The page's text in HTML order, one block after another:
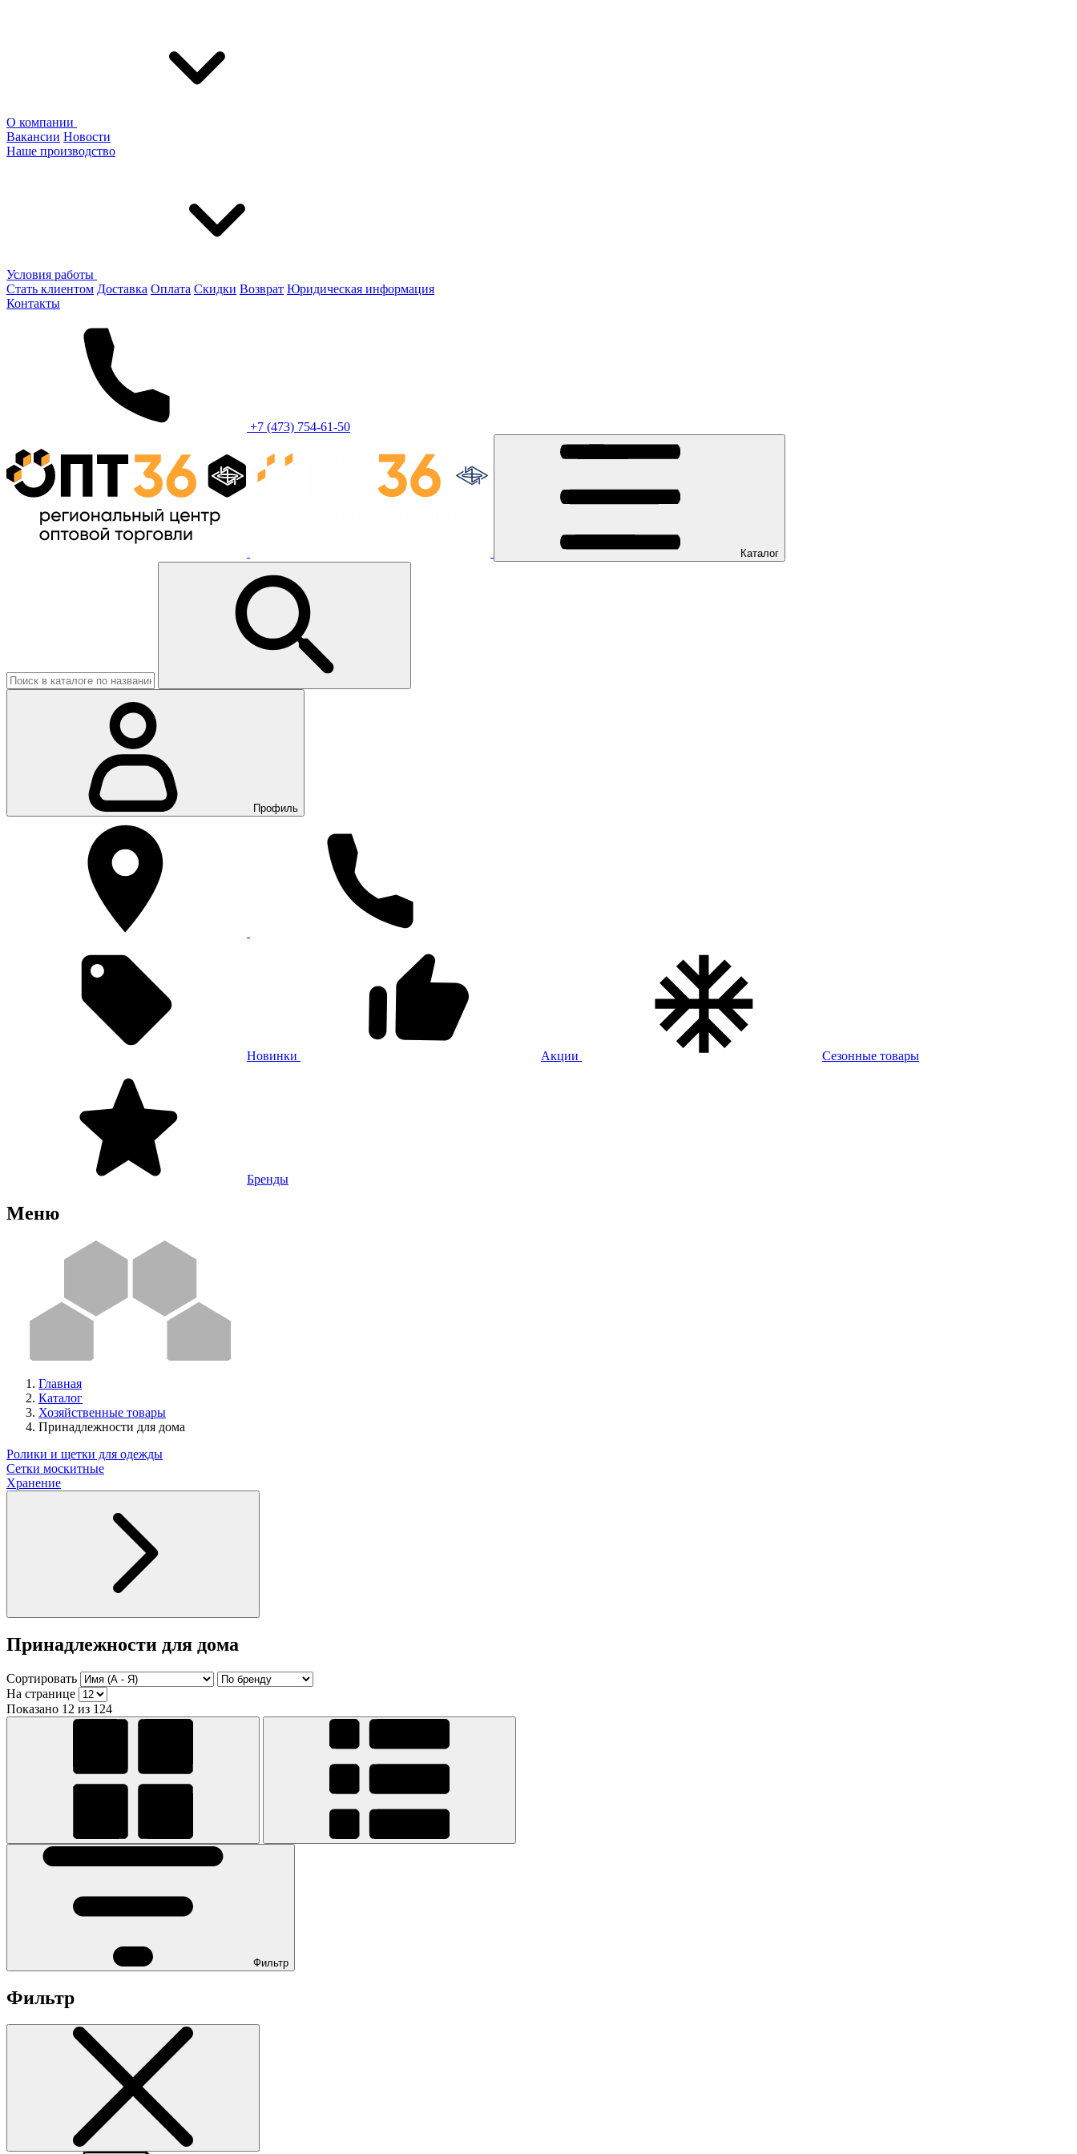
О компании
Вакансии Новости
Наше производство
Условия работы
Стать клиентом Доставка Оплата Скидки Возврат Юридическая информация
Контакты
+7 (473) 754-61-50
Каталог
Профиль
Новинки Акции Сезонные товары
Бренды
Меню
Главная
Каталог
Хозяйственные товары
Принадлежности для дома
Ролики и щетки для одежды
Сетки москитные
Хранение
Принадлежности для дома
Сортировать
На странице
Показано 12 из 124
Фильтр
Фильтр